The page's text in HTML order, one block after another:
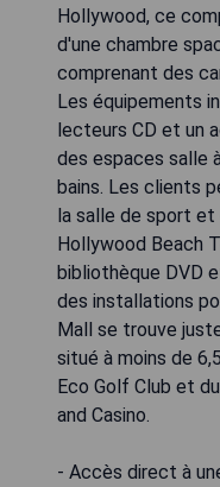
Hollywood, ce
d'une chambre
comprenant des
Les équipements
lecteurs CD et un
des espaces salle
bains. Les clients
la salle de sport et
Hollywood Beach
bibliothèque DVD
des installations
Mall se trouve
situé à moins de
Eco Golf Club et
and Casino.
- Accès direct à